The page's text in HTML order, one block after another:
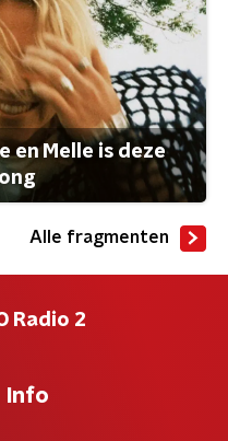
en Melle is deze
Alle fragmenten
Radio 2
Info